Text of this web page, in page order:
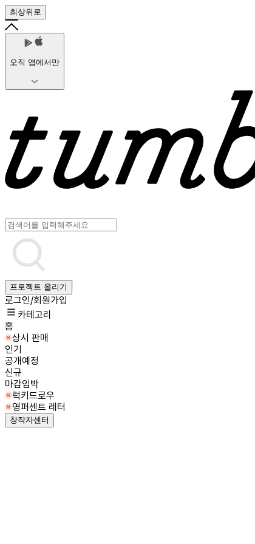
최상위로
오직 앱에서만
프로젝트 올리기
로그인/회원가입
카테고리
홈
상시 판매
인기
공개예정
신규
마감임박
럭키드로우
영퍼센트 레터
창작자센터